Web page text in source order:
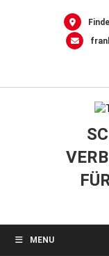
MENU